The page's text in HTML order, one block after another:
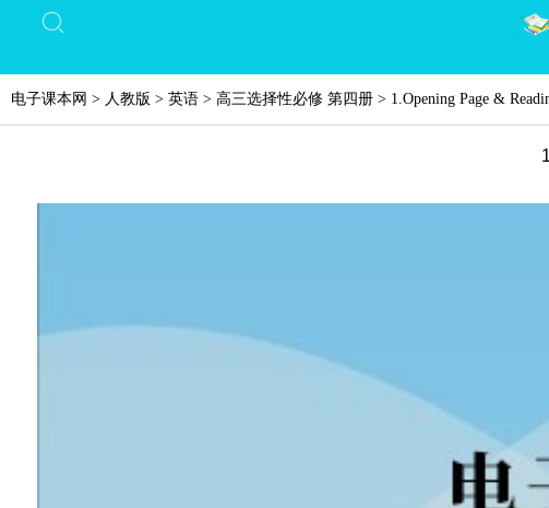
电子课本网 > 人教版 > 英语 > 高三选择性必修 第四册 > 1.Opening Page &